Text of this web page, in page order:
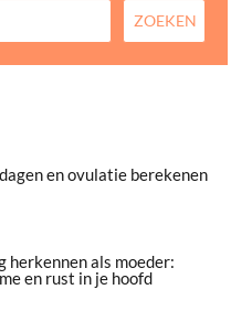
en ovulatie berekenen
herkennen als moeder:
en rust in je hoofd